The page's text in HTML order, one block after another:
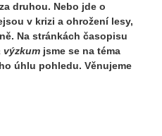
druhou. Nebo jde o
v krizi a ohrožení lesy,
Na stránkách časopisu
výzkum jsme se na téma
úhlu pohledu. Věnujeme